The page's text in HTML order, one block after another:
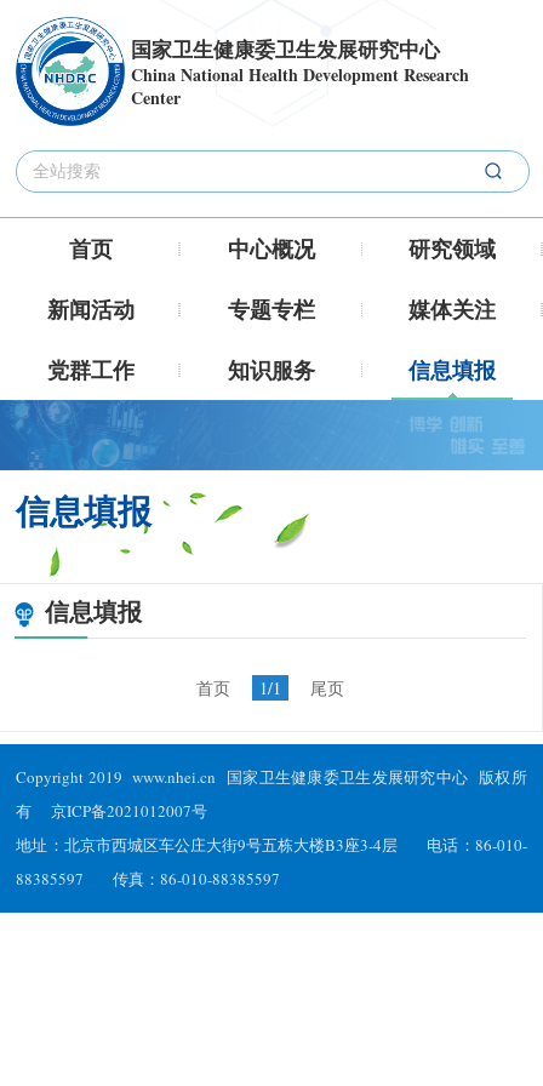
国家卫生健康委卫生发展研究中心
China National Health Development Research
Center
首页 中心概况
研究领域
新闻活动
专题专栏
媒体关注
党群工作
知识服务 信息填报
信息填报
信息填报
首页 1/1 尾页
Copyright 2019 www.nhei.cn 国家卫生健康委卫生发展研究中心 版权所
有京ICP备2021012007号
地址：北京市西城区车公庄大街9号五栋大楼B3座3-4层 电话：86-010-
88385597 传真：86-010-88385597